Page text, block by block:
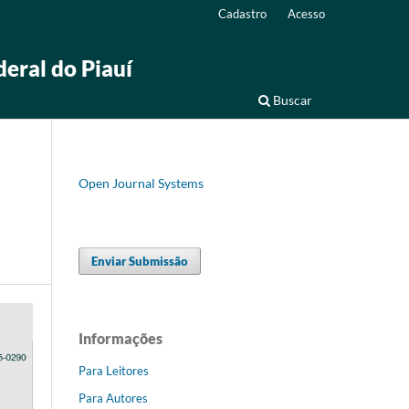
do Piauí
Buscar
Cadastro Acesso
Open Journal Systems
Enviar Submissão
Informações
Para Leitores
Para Autores